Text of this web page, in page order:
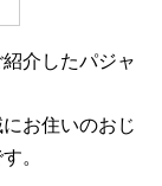
介したパジャ
お住いのおじ
。